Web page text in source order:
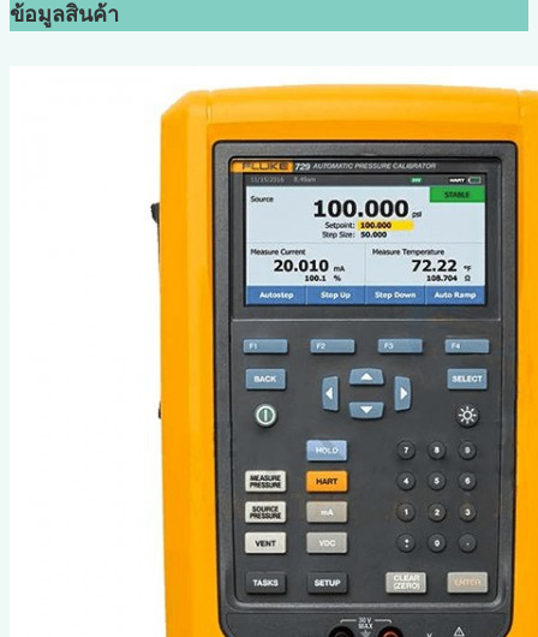
ข้อมูลสินค้า